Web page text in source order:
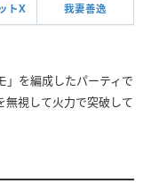
トX 我妻善逸
」を編成したパーティで
無視して火力で突破して